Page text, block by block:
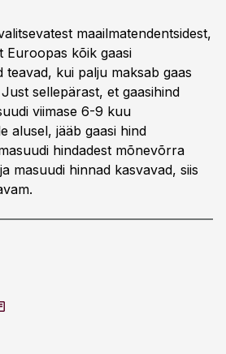
maailmatendentsidest,
Euroopas kõik gaasi
teavad, kui palju maksab gaas
sellepärast, et gaasihind
viimase 6-9 kuu
alusel, jääb gaasi hind
hindadest mõnevõrra
masuudi hinnad kasvavad, siis